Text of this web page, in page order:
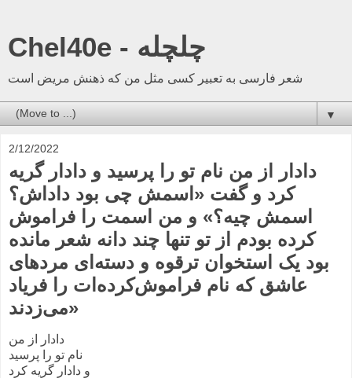
Chel40e - چلچله
شعر فارسی به تعبیر کسی مثل من که ذهنش مریض است
▼
2/12/2022
دادار از من نام تو را پرسید و دادار گریه
کرد و گفت «اسمش چی بود داداش؟
اسمش چیه؟» و من اسمت را فراموش
کرده بودم از تو تنها چند دانه شعر مانده
بود یک استخوان ترقوه و دسته‌ای مردهای
عاشق که نام فراموش‌کرده‌ات را فریاد
می‌زدند»
دادار از من
نام تو را پرسید
و دادار گریه کرد